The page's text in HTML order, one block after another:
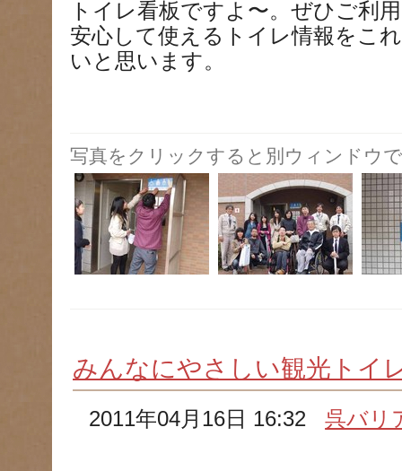
トイレ看板ですよ〜。ぜひご利
安心して使えるトイレ情報をこ
いと思います。
写真をクリックすると別ウィンドウ
みんなにやさしい観光トイ
2011年04月16日 16:32呉バリ